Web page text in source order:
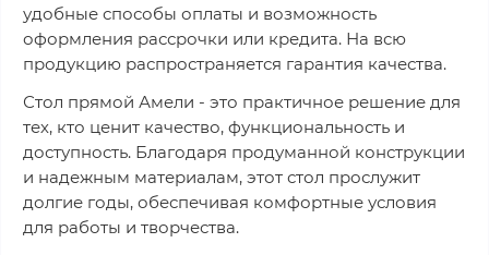
удобные способы оплаты и возможность
оформления рассрочки или кредита. На всю
продукцию распространяется гарантия качества.
Стол прямой Амели - это практичное решение для
тех, кто ценит качество, функциональность и
доступность. Благодаря продуманной конструкции
и надежным материалам, этот стол прослужит
долгие годы, обеспечивая комфортные условия
для работы и творчества.